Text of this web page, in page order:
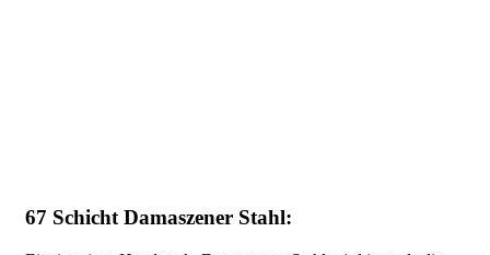
67 Schicht Damaszener Stahl: